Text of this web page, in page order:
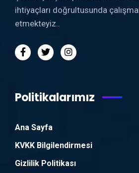
ihtiyaçları doğrultusunda
etmekteyiz..
Politikalarımız
Ana Sayfa
KVKK Bilgilendirmesi
Gizlilik Politikası